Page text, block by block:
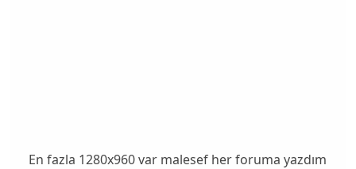
En fazla 1280x960 var malesef her foruma yazdım